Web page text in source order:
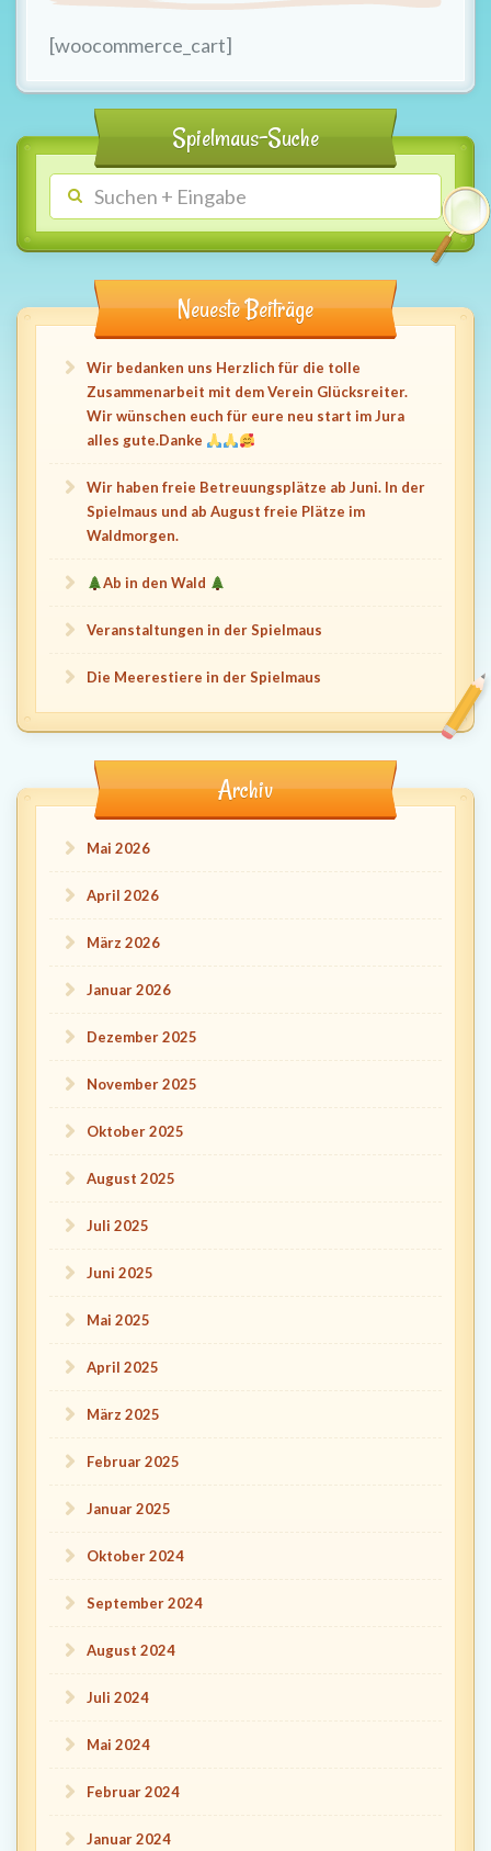
o
n
[woocommerce_cart]
Spielmaus-Suche
Neueste Beiträge
Wir bedanken uns Herzlich für die tolle
Zusammenarbeit mit dem Verein Glücksreiter.
Wir wünschen euch für eure neu start im Jura
alles gute.Danke
Wir haben freie Betreuungsplätze ab Juni. In der
Spielmaus und ab August freie Plätze im
Waldmorgen.
Ab in den Wald
Veranstaltungen in der Spielmaus
Die Meerestiere in der Spielmaus
Archiv
Mai 2026
April 2026
März 2026
Januar 2026
Dezember 2025
November 2025
Oktober 2025
August 2025
Juli 2025
Juni 2025
Mai 2025
April 2025
März 2025
Februar 2025
Januar 2025
Oktober 2024
September 2024
August 2024
Juli 2024
Mai 2024
Februar 2024
Januar 2024